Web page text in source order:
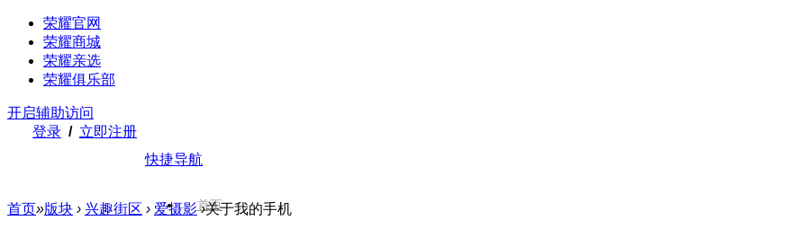
荣耀官网
荣耀商城
荣耀亲选
荣耀俱乐部
开启辅助访问
登录 / 立即注册
快捷导航
首页
首页»版块 › 兴趣街区 › 爱摄影 ›关于我的手机